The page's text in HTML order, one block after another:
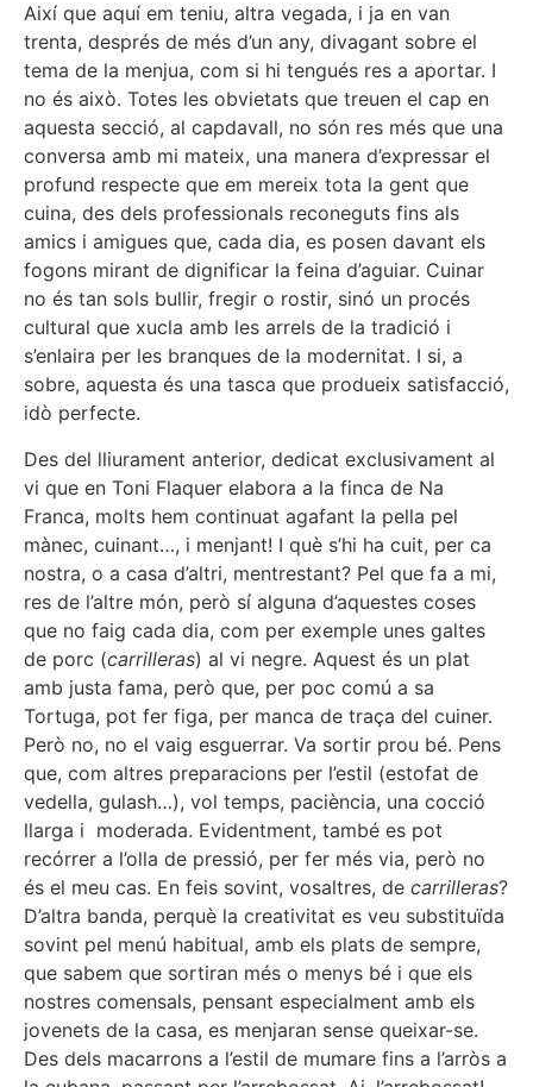
Així que aquí em teniu, altra vegada, i ja en van
trenta, després de més d’un any, divagant sobre el
tema de la menjua, com si hi tengués res a aportar. I
no és això. Totes les obvietats que treuen el cap en
aquesta secció, al capdavall, no són res més que una
conversa amb mi mateix, una manera d’expressar el
profund respecte que em mereix tota la gent que
cuina, des dels professionals reconeguts fins als
amics i amigues que, cada dia, es posen davant els
fogons mirant de dignificar la feina d’aguiar. Cuinar
no és tan sols bullir, fregir o rostir, sinó un procés
cultural que xucla amb les arrels de la tradició i
s’enlaira per les branques de la modernitat. I si, a
sobre, aquesta és una tasca que produeix satisfacció,
idò perfecte.
Des del lliurament anterior, dedicat exclusivament al
vi que en Toni Flaquer elabora a la finca de Na
Franca, molts hem continuat agafant la pella pel
mànec, cuinant…, i menjant! I què s’hi ha cuit, per ca
nostra, o a casa d’altri, mentrestant? Pel que fa a mi,
res de l’altre món, però sí alguna d’aquestes coses
que no faig cada dia, com per exemple unes galtes
de porc (carrilleras) al vi negre. Aquest és un plat
amb justa fama, però que, per poc comú a sa
Tortuga, pot fer figa, per manca de traça del cuiner.
Però no, no el vaig esguerrar. Va sortir prou bé. Pens
que, com altres preparacions per l’estil (estofat de
vedella, gulash…), vol temps, paciència, una cocció
llarga i moderada. Evidentment, també es pot
recórrer a l’olla de pressió, per fer més via, però no
és el meu cas. En feis sovint, vosaltres, de carrilleras?
D’altra banda, perquè la creativitat es veu substituïda
sovint pel menú habitual, amb els plats de sempre,
que sabem que sortiran més o menys bé i que els
nostres comensals, pensant especialment amb els
jovenets de la casa, es menjaran sense queixar-se.
Des dels macarrons a l’estil de mumare fins a l’arròs a